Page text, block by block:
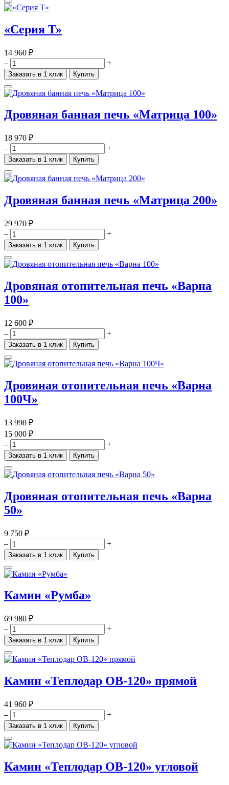
«Серия Т»
14 960 ₽
–
+
Заказать в 1 клик Купить
Дровяная банная печь «Матрица 100»
18 970 ₽
–
+
Заказать в 1 клик Купить
Дровяная банная печь «Матрица 200»
29 970 ₽
–
+
Заказать в 1 клик Купить
Дровяная отопительная печь «Варна
100»
12 600 ₽
–
+
Заказать в 1 клик Купить
Дровяная отопительная печь «Варна
100Ч»
13 990 ₽
15 000 ₽
–
+
Заказать в 1 клик Купить
Дровяная отопительная печь «Варна
50»
9 750 ₽
–
+
Заказать в 1 клик Купить
Камин «Румба»
69 980 ₽
–
+
Заказать в 1 клик Купить
Камин «Теплодар ОВ-120» прямой
41 960 ₽
–
+
Заказать в 1 клик Купить
Камин «Теплодар ОВ-120» угловой